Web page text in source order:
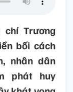
Trương
bối cách
nhân dân
phát huy